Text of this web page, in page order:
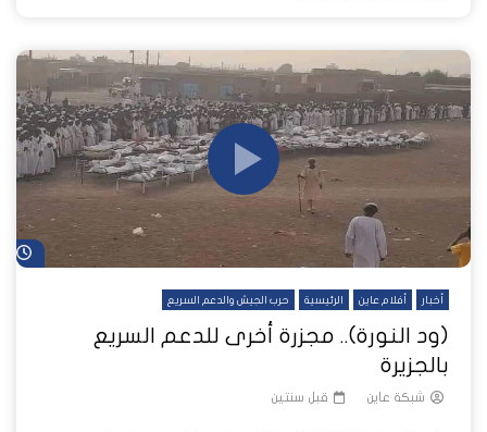
أخبار أفلام عاين الرئيسية حرب الجيش والدعم السريع
(ود النورة).. مجزرة أخرى للدعم السريع
بالجزيرة
شبكة عاين قبل سنتين